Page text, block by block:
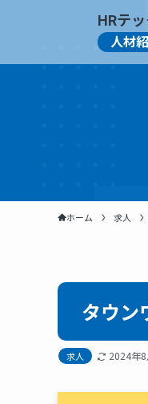
HRテ
人材
ホーム 求人
タウン
求人 2024年